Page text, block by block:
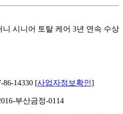
시니어 토탈 케어 3년 연속 수상
14330 [사업자정보확인]
부산금정-0114